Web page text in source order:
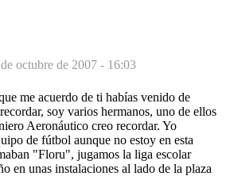
octubre de 2007 - 16:03
me acuerdo de ti habías venido de
soy varios hermanos, uno de ellos
Aeronáutico creo recordar. Yo
de fútbol aunque no estoy en esta
"Floru", jugamos la liga escolar
en unas instalaciones al lado de la plaza